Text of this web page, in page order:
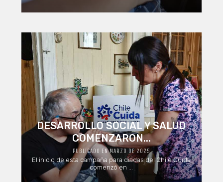
DESARROLLO SOCIAL Y SALUD
COMENZARON...
PUBLICADO EN MARZO DE 2025
El inicio de esta campaña para diadas del Chile Cuida
comenzó en ...